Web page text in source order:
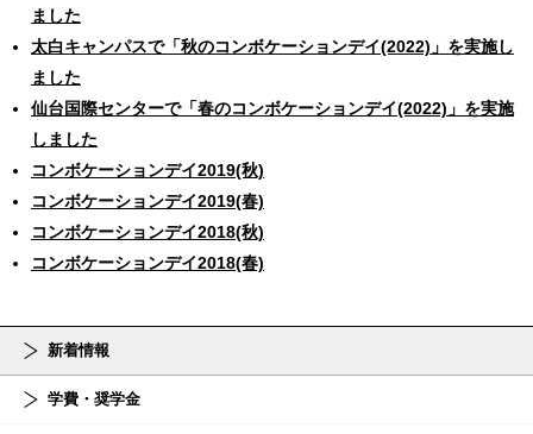
ました
太白キャンパスで「秋のコンボケーションデイ(2022)」を実施し
ました
仙台国際センターで「春のコンボケーションデイ(2022)」を実施
しました
コンボケーションデイ2019(秋)
コンボケーションデイ2019(春)
コンボケーションデイ2018(秋)
コンボケーションデイ2018(春)
新着情報
学費・奨学金